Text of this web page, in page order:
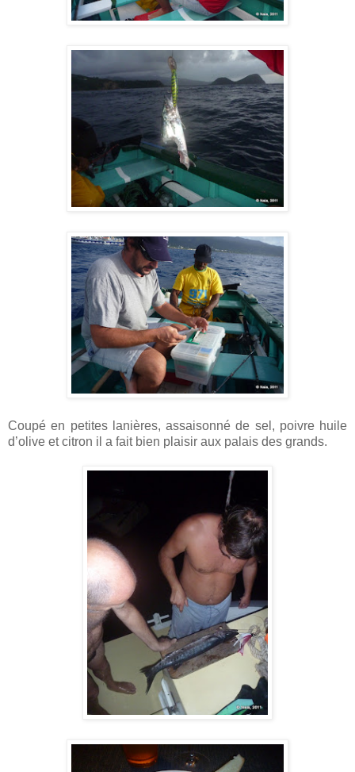
Coupé en petites lanières, assaisonné de sel, poivre huile
d’olive et citron il a fait bien plaisir aux palais des grands.